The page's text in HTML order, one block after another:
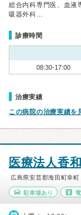
総合内科専門医、血液
吸器外科…
診療時間
08:30-17:00
治療実績
この病院の治療実績を
医療法人香
広島県安芸郡海田町幸町
駐車場あり